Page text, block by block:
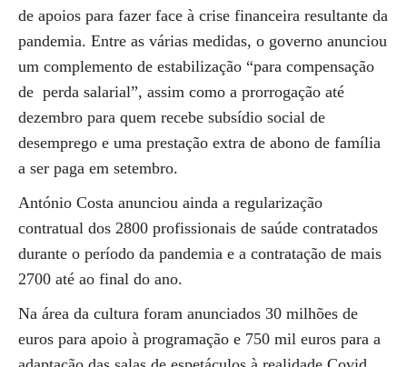
de apoios para fazer face à crise financeira resultante da
pandemia. Entre as várias medidas, o governo anunciou
um complemento de estabilização “para compensação
de perda salarial”, assim como a prorrogação até
dezembro para quem recebe subsídio social de
desemprego e uma prestação extra de abono de família
a ser paga em setembro.
António Costa anunciou ainda a regularização
contratual dos 2800 profissionais de saúde contratados
durante o período da pandemia e a contratação de mais
2700 até ao final do ano.
Na área da cultura foram anunciados 30 milhões de
euros para apoio à programação e 750 mil euros para a